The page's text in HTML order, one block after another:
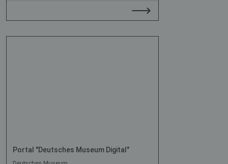
Portal "Deutsches Museum Digital"